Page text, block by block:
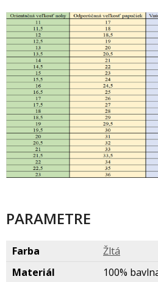
PARAMETRE
Farba
lt
Materiál
100%